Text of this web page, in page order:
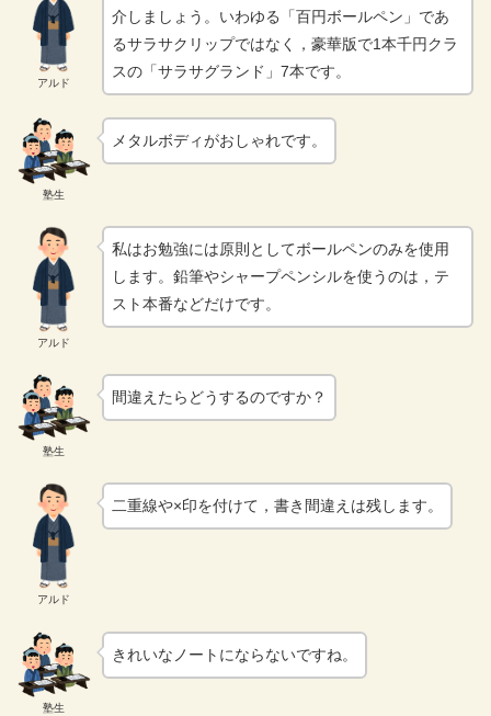
アルド
介しましょう。いわゆる「百円ボールペン」であ
るサラサクリップではなく，豪華版で1本千円クラ
スの「サラサグランド」7本です。
塾生
メタルボディがおしゃれです。
アルド
私はお勉強には原則としてボールペンのみを使用
します。鉛筆やシャープペンシルを使うのは，テ
スト本番などだけです。
塾生
間違えたらどうするのですか？
アルド
二重線や×印を付けて，書き間違えは残します。
塾生
きれいなノートにならないですね。